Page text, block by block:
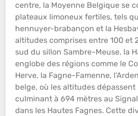
centre, la Moyenne Belgique se
plateaux limoneux fertiles, tels
hennuyer-brabançon et la
altitudes comprises entre 100 et
sud du sillon Sambre-Meuse, la
englobe des régions comme le
Herve, la Fagne-Famenne,
belge, où les altitudes dépassent
culminant à 694 mètres au
dans les Hautes Fagnes. Cette